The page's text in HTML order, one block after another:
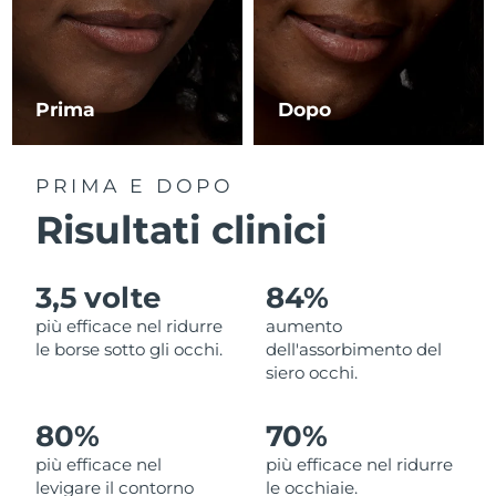
Prima Dopo
PRIMA E DOPO
Risultati clinici
3,5 volte
più efficace nel ridurre
le borse sotto gli occhi.
84%
aumento
dell'assorbimento del
siero occhi.
80%
più efficace nel
levigare il contorno
70%
più efficace nel ridurre
le occhiaie.
RAS di Macao Consegna stimata 8/10/26
Malaysia Consegna stimata
Messico
Paesi Bassi Consegna stimata
Nuova Zelanda Consegna stimata
Oman Consegna stimata8/11/26